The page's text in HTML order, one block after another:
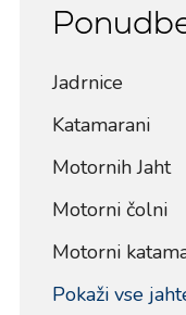
Jadrnice
Katamarani
Motornih Jaht
Motorni čolni
Motorni
Pokaži vse